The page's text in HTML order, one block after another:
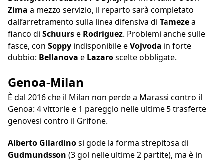
Zima a mezzo servizio, il reparto sarà completato
dall’arretramento sulla linea difensiva di Tamezea
fianco di Schuurse Rodriguez. Problemi anche sulle
fasce, con Soppy indisponibile eVojvoda in forte
dubbio: Bellanova e Lazaroscelte obbligate.
Genoa-Milan
È dal 2016 che il Milan non perde a Marassi contro il
Genoa: 4 vittorie e 1 pareggio nelle ultime 5 trasferte
genovesi contro il Grifone.
Alberto Gilardinosi gode la forma strepitosa di
Gudmundsson (3 gol nelle ultime 2 partite), ma è in